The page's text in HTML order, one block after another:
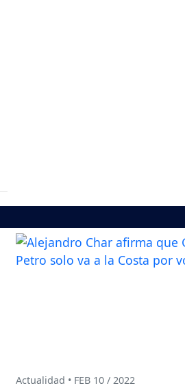
Actualidad • FEB 10 / 2022